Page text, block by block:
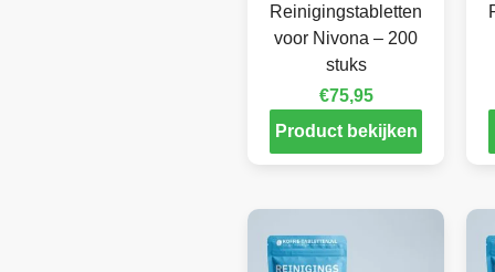
Reinigingstabletten
voor Nivona – 200
stuks
€75,95
Product bekijken